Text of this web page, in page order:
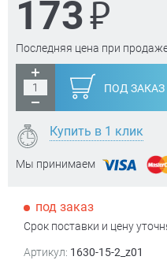
173₽
Последняя цена при
ПОД ЗАКАЗ
Купить в 1 клик
Мы принимаем
под заказ
Срок поставки и цену
Артикул: 1630-15-2_z01